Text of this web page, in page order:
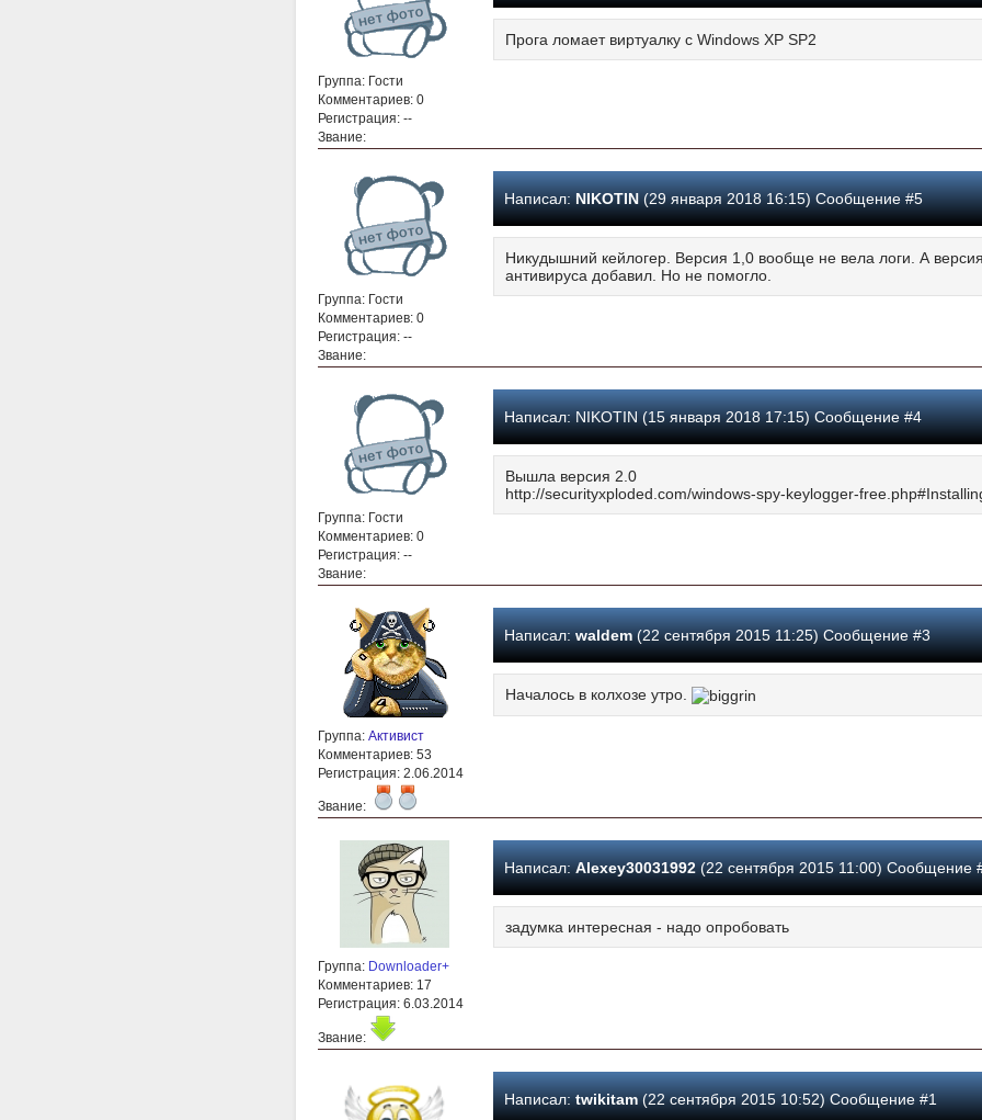
Группа: Гости
Комментариев: 0
Регистрация: --
Звание:
Прога ломает виртуалку с Windows XP SP2
Группа: Гости
Комментариев: 0
Регистрация: --
Звание:
Написал: NIKOTIN(29 января 2018 16:15) Сообщение #5
Никудышний кейлогер. Версия 1,0 вообще не вела логи. А
антивируса добавил. Но не помогло.
Группа: Гости
Комментариев: 0
Регистрация: --
Звание:
Написал:NIKOTIN (15 января 2018 17:15) Сообщение #4
Вышла версия 2.0
http://securityxploded.com/windows-spy-keylogger-
Группа: Активист
Комментариев: 53
Регистрация: 2.06.2014
Звание:
Написал: waldem(22 сентября 2015 11:25) Сообщение #3
Началось в колхозе утро.
Группа: Downloader+
Комментариев: 17
Регистрация: 6.03.2014
Звание:
Написал: Alexey30031992(22 сентября 2015 11:00) Сообщение
задумка интересная - надо опробовать
Написал: twikitam(22 сентября 2015 10:52) Сообщение #1